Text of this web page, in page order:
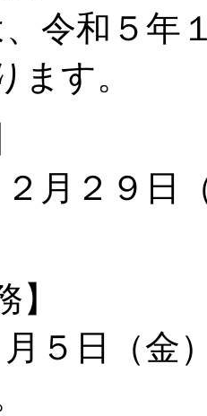
令和５年
ます。
月２９日
】
５日（金